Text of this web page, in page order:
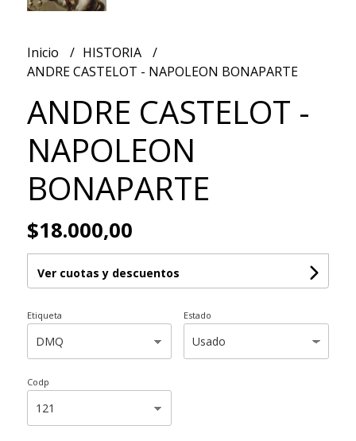
Inicio
HISTORIA
ANDRE CASTELOT - NAPOLEON BONAPARTE
ANDRE CASTELOT -
NAPOLEON
BONAPARTE
$18.000,00
Ver cuotas y descuentos
Etiqueta Estado
Codp